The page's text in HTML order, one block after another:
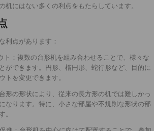
机にはない多くの利点をもたらしています。
利点があります：
ト：複数の台形机を組み合わせることで、様々な
ができます。円形、楕円形、蛇行形など、目的に
トを変更できます。
形の形状により、従来の長方形の机では難しかっ
なります。特に、小さな部屋や不規則な形状の部
。